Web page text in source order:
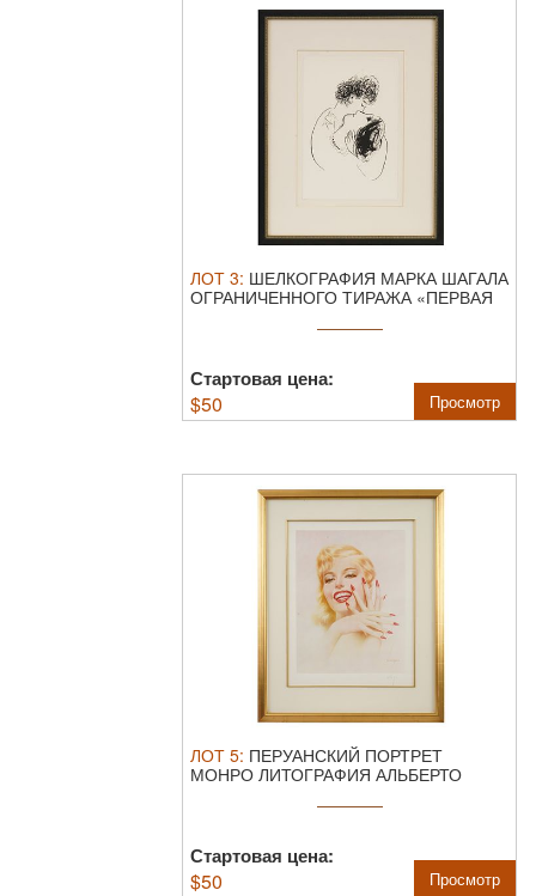
ЛОТ 3: ШЕЛКОГРАФИЯ МАРКА ШАГАЛА
ОГРАНИЧЕННОГО ТИРАЖА «ПЕРВАЯ
Стартовая цена:
$50 Просмотр
ЛОТ 5: ПЕРУАНСКИЙ ПОРТРЕТ
МОНРО ЛИТОГРАФИЯ АЛЬБЕРТО
Стартовая цена:
$50 Просмотр